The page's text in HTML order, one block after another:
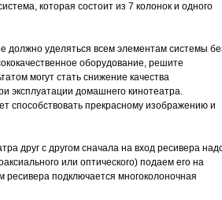
которая состоит из 7 колонок и одного
должно уделяться всем элементам системы
оборудование, решите
могут стать снижение качества
эксплуатации домашнего кинотеатра.
способствовать прекрасному изображению и
друг с другом сначала на вход ресивера
или оптического) подаем его на
подключается многоколоночная